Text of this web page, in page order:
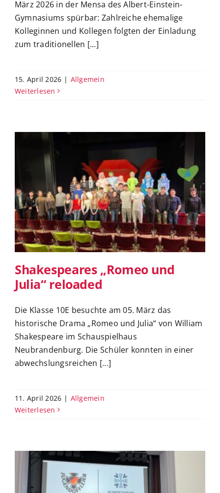
März 2026 in der Mensa des Albert-Einstein-
Gymnasiums spürbar: Zahlreiche ehemalige
Kolleginnen und Kollegen folgten der Einladung
zum traditionellen [...]
15. April 2026 | Allgemein
Weiterlesen
Shakespeares „Romeo und Julia“
reloaded
Shakespeares „Romeo und
Julia“ reloaded
Die Klasse 10E besuchte am 05. März das
historische Drama „Romeo und Julia“ von William
Shakespeare im Schauspielhaus
Neubrandenburg. Die Schüler konnten in einer
abwechslungsreichen [...]
11. April 2026 | Allgemein
Weiterlesen